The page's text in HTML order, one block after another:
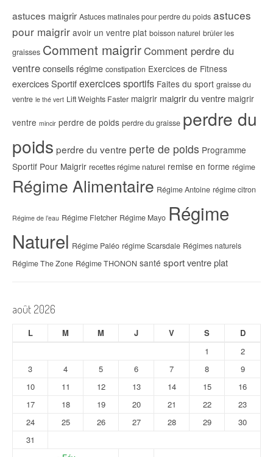
astuces maigrir Astuces matinales pour perdre du poids astuces
pour maigrir avoir un ventre plat boisson naturel brûler les
graisses Comment maigrirComment perdre du
ventreconseils régime constipation Exercices de Fitness
exercices Sportifexercices sportifs Faites du sport graisse du
ventre le thé vert Lift Weights Faster maigrir maigrir du ventre maigrir
ventre mincir perdre de poids perdre du graisse perdre du
poids perdre du ventre perte de poids Programme
Sportif Pour Maigrir recettes régime naturel remise en forme régime
Régime Alimentaire Régime Antoine régime citron
Régime de l’eau Régime Fletcher Régime Mayo Régime
Naturel Régime Paléo régime Scarsdale Régimes naturels
Régime The Zone Régime THONON santé sportventre plat
août 2026
L M M J V S D
1
2
3
4 5 6 7 8
9
10
11 12 13 14 15
16
17
18 19 20 21 22
23
24
25 26 27 28 29
30
31